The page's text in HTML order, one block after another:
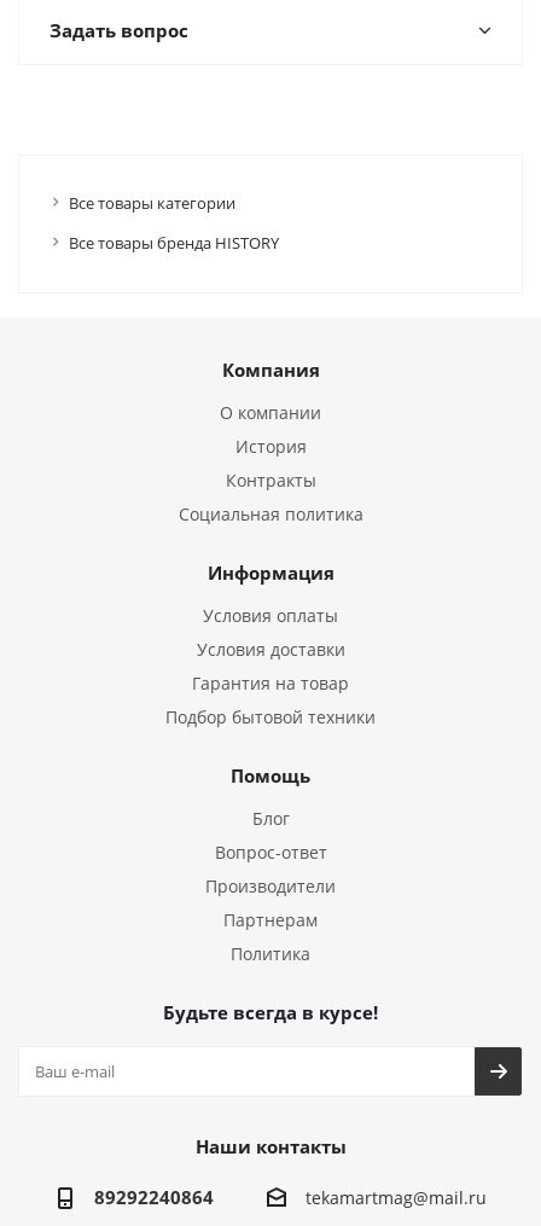
Задать вопрос
Все товары категории
Все товары бренда HISTORY
Компания
О компании
История
Контракты
Социальная политика
Информация
Условия оплаты
Условия доставки
Гарантия на товар
Подбор бытовой техники
Помощь
Блог
Вопрос-ответ
Производители
Партнерам
Политика
Будьте всегда в курсе!
Наши контакты
89292240864 tekamartmag@mail.ru